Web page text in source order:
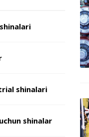
shinalari
shinalar